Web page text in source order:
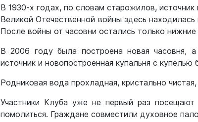
В 1930-х годах, по словам старожилов,
Великой Отечественной войны здесь
После войны от часовни остались только
В 2006 году была построена новая часовня,
источник и новопостроенная купальня с купелью
Родниковая вода прохладная, кристально
Участники Клуба уже не первый раз
помолиться. Граждане совместили духовное